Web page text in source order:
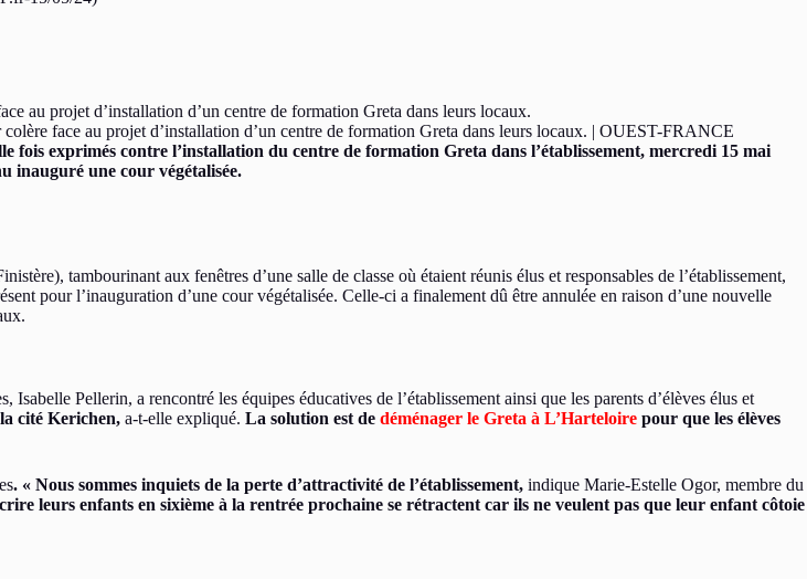
face au projet d’installation d’un centre de formation Greta dans leurs locaux. | OUEST-FRANCE
fois exprimés contre l’installation du centre de formation Greta dans l’établissement, mercredi 15 mai
inauguré une cour végétalisée.
tambourinant aux fenêtres d’une salle de classe où étaient réunis élus et responsables de l’établissement,
pour l’inauguration d’une cour végétalisée. Celle-ci a finalement dû être annulée en raison d’une nouvelle
Pellerin, a rencontré les équipes éducatives de l’établissement ainsi que les parents d’élèves élus et
cité Kerichen, a-t-elle expliqué. La solution est de déménager le Greta à L’Harteloire pour que les élèves
. « Nous sommes inquiets de la perte d’attractivité de l’établissement, indique Marie-Estelle Ogor, membre du
leurs enfants en sixième à la rentrée prochaine se rétractent car ils ne veulent pas que leur enfant côtoie